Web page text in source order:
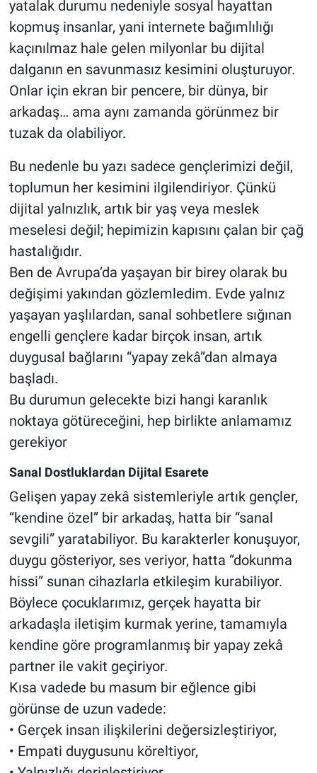
yatalak durumu nedeniyle sosyal hayattan
kopmuş insanlar, yani internete bağımlılığı
kaçınılmaz hale gelen milyonlar bu dijital
dalganın en savunmasız kesimini oluşturuyor.
Onlar için ekran bir pencere, bir dünya, bir
arkadaş… ama aynı zamanda görünmez bir
tuzak da olabiliyor.
Bu nedenle bu yazı sadece gençlerimizi değil,
toplumun her kesimini ilgilendiriyor. Çünkü
dijital yalnızlık, artık bir yaş veya meslek
meselesi değil; hepimizin kapısını çalan bir çağ
hastalığıdır.
Ben de Avrupa’da yaşayan bir birey olarak bu
değişimi yakından gözlemledim. Evde yalnız
yaşayan yaşlılardan, sanal sohbetlere sığınan
engelli gençlere kadar birçok insan, artık
duygusal bağlarını “yapay zekâ”dan almaya
başladı.
Bu durumun gelecekte bizi hangi karanlık
noktaya götüreceğini, hep birlikte anlamamız
gerekiyor
Sanal Dostluklardan Dijital Esarete
Gelişen yapay zekâ sistemleriyle artık gençler,
“kendine özel” bir arkadaş, hatta bir “sanal
sevgili” yaratabiliyor. Bu karakterler konuşuyor,
duygu gösteriyor, ses veriyor, hatta “dokunma
hissi” sunan cihazlarla etkileşim kurabiliyor.
Böylece çocuklarımız, gerçek hayatta bir
arkadaşla iletişim kurmak yerine, tamamıyla
kendine göre programlanmış bir yapay zekâ
partner ile vakit geçiriyor.
Kısa vadede bu masum bir eğlence gibi
görünse de uzun vadede:
• Gerçek insan ilişkilerini değersizleştiriyor,
• Empati duygusunu köreltiyor,